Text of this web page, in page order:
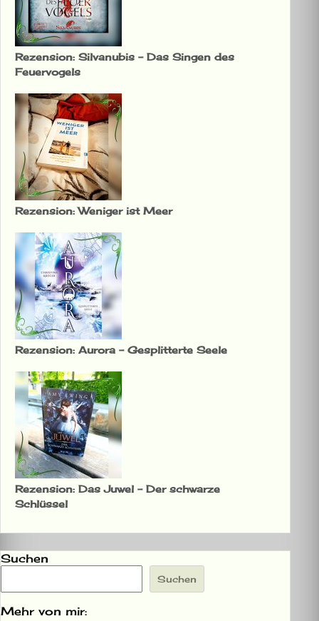
Rezension: Silvanubis – Das Singen des
Feuervogels
Rezension: Weniger ist Meer
Rezension: Aurora – Gesplitterte Seele
Rezension: Das Juwel – Der schwarze
Schlüssel
Suchen
Suchen
Mehr von mir: